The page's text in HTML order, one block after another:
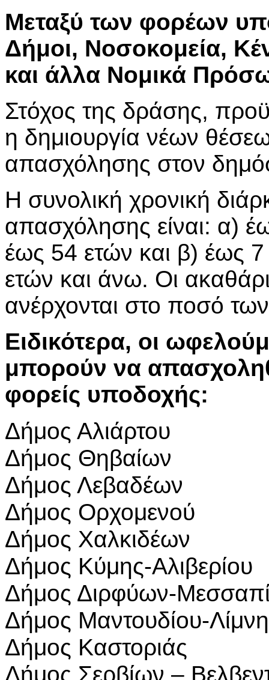
Μεταξύ των φορέων
Δήμοι, Νοσοκομεία,
και άλλα Νομικά
Στόχος της δράσης,
η δημιουργία νέων
απασχόλησης στον
Η συνολική χρονική
απασχόλησης είναι: α)
έως 54 ετών και β) έως
ετών και άνω. Οι
ανέρχονται στο ποσό
Ειδικότερα, οι
μπορούν να
φορείς υποδοχής:
Δήμος Αλιάρτου
Δήμος Θηβαίων
Δήμος Λεβαδέων
Δήμος Ορχομενού
Δήμος Χαλκιδέων
Δήμος Κύμης-Αλιβερίου
Δήμος Διρφύων-
Δήμος Μαντουδίου-
Δήμος Καστοριάς
Δήμος Σερβίων –